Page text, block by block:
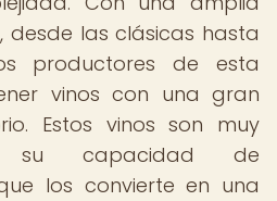
las clásicas hasta
productores de esta
vinos con una gran
Estos vinos son muy
su capacidad de
los convierte en una